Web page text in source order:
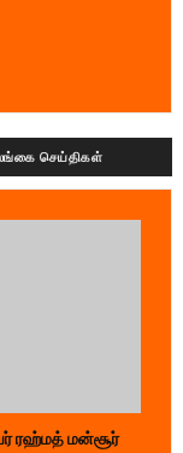
செய்திகள்
ரஹ்மத் மன்சூர்